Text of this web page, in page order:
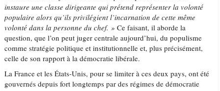
instaure une classe dirigeante qui prétend représenter la volonté
populaire alors qu’ils privilégient l’incarnation de cette même
volonté dans la personne du chef. » Ce faisant, il aborde la
question, que l’on peut juger centrale aujourd’hui, du populisme
comme stratégie politique et institutionnelle et, plus précisément,
celle de son rapport à la démocratie libérale.
La France et les États-Unis, pour se limiter à ces deux pays, ont été
gouvernés depuis fort longtemps par des régimes de démocratie